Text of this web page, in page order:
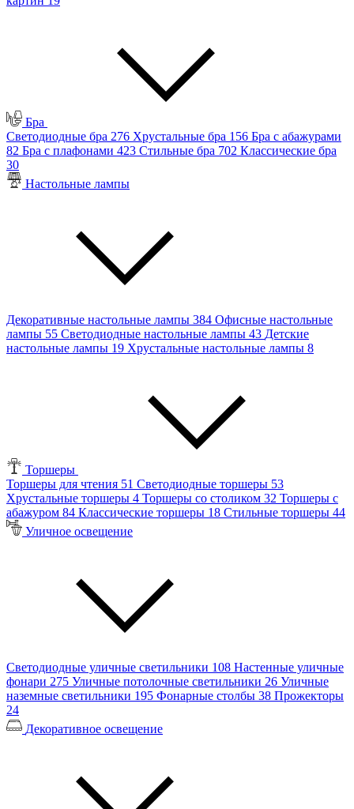
Бра
Светодиодные бра 276 Хрустальные бра 156 Бра с абажурами
82 Бра с плафонами 423 Стильные бра 702 Классические бра
30
Настольные лампы
Декоративные настольные лампы 384 Офисные настольные
лампы 55 Светодиодные настольные лампы 43 Детские
настольные лампы 19 Хрустальные настольные лампы 8
Торшеры
Торшеры для чтения 51 Светодиодные торшеры 53
Хрустальные торшеры 4 Торшеры со столиком 32 Торшеры с
абажуром 84 Классические торшеры 18 Стильные торшеры 44
Уличное освещение
Светодиодные уличные светильники 108 Настенные уличные
фонари 275 Уличные потолочные светильники 26 Уличные
наземные светильники 195 Фонарные столбы 38 Прожекторы
24
Декоративное освещение